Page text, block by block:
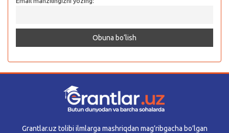
Grantlar.uz tolibi ilmlarga mashriqdan mag’ribgacha bo’lgan